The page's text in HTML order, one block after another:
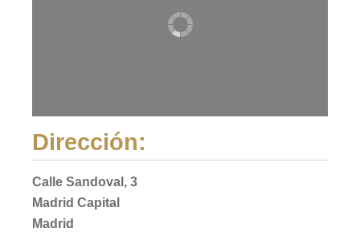
Dirección:
Calle Sandoval, 3
Madrid Capital
Madrid